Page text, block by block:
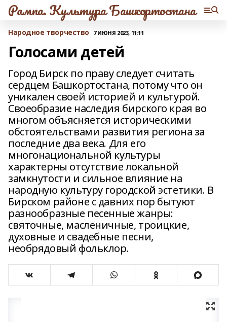
Рампа. Культура Башкортостана
Народное творчество 7 ИЮНЯ 2023, 11:11
Голосами детей
Город Бирск по праву следует считать
сердцем Башкортостана, потому что он
уникален своей историей и культурой.
Своеобразие наследия бирского края во
многом объясняется историческими
обстоятельствами развития региона за
последние два века. Для его
многонациональной культуры
характерны отсутствие локальной
замкнутости и сильное влияние на
народную культуру городской эстетики. В
Бирском районе с давних пор бытуют
разнообразные песенные жанры:
святочные, масленичные, троицкие,
духовные и свадебные песни,
необрядовый фольклор.